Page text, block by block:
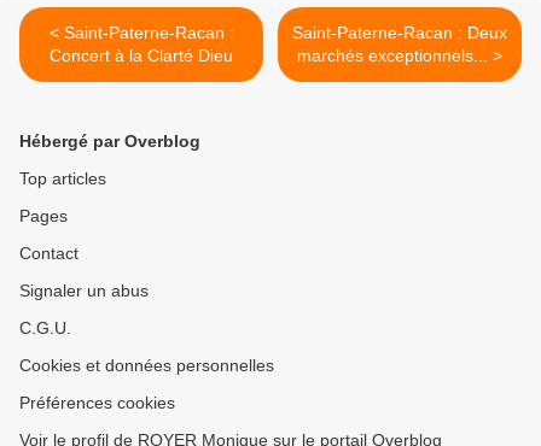
< Saint-Paterne-Racan :
Concert à la Clarté Dieu
Saint-Paterne-Racan : Deux
marchés exceptionnels... >
Hébergé par Overblog
Top articles
Pages
Contact
Signaler un abus
C.G.U.
Cookies et données personnelles
Préférences cookies
Voir le profil de ROYER Monique sur le portail Overblog